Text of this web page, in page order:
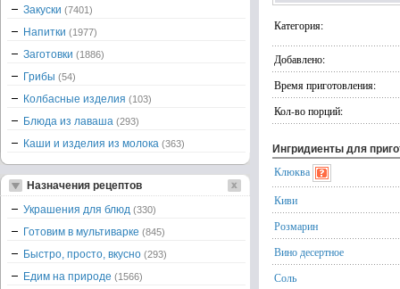
Категория:
Добавлено:
Время приготовления:
Кол-во порций:
Ингридиенты для
Клюква
Киви
Розмарин
Вино десертное
Соль
Закуски (7401)
Напитки (1977)
Заготовки (1886)
Грибы (54)
Колбасные изделия (103)
Блюда из лаваша (293)
Каши и изделия из молока (363)
Назначения рецептов
Украшения для блюд (330)
Готовим в мультиварке (845)
Быстро, просто, вкусно (293)
Едим на природе (1566)